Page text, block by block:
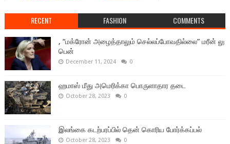
RECENT FASHION COMMENTS
, “மக்ரோன் அழைத்தாலும் செல்லப்போவதில்லை” மரீன் லு
பென்
December 11, 2024 0
ஹமாஸ் மீது அமெரிக்கா பொருளாதார தடை
October 28, 2023 0
இலங்கை கடற்பரப்பில் தென் கொரிய போர்க்கப்பல்
October 28, 2023 0